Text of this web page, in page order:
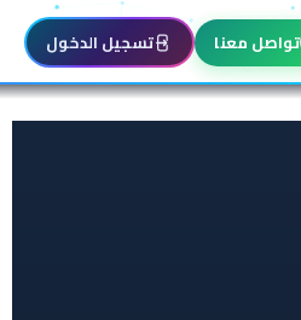
تواصل معنا تسجيل الدخول